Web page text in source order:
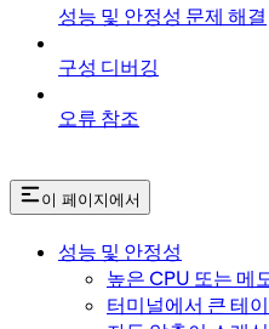
성능 및 안정성 문제 해결
구성 디버깅
오류 참조
이 페이지에서
성능 및 안정성
높은 CPU 또는 메
터미널에서 큰 테